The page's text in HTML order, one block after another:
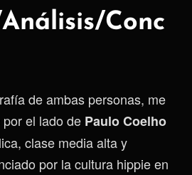
Conc
de ambas personas, me
el lado de Paulo Coelho
clase media alta y
por la cultura hippie en